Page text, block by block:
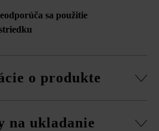
sa použitie
o produkte
na ukladanie